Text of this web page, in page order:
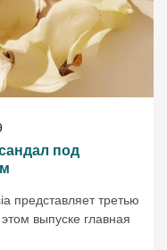
под
представляет третью
выпуске главная